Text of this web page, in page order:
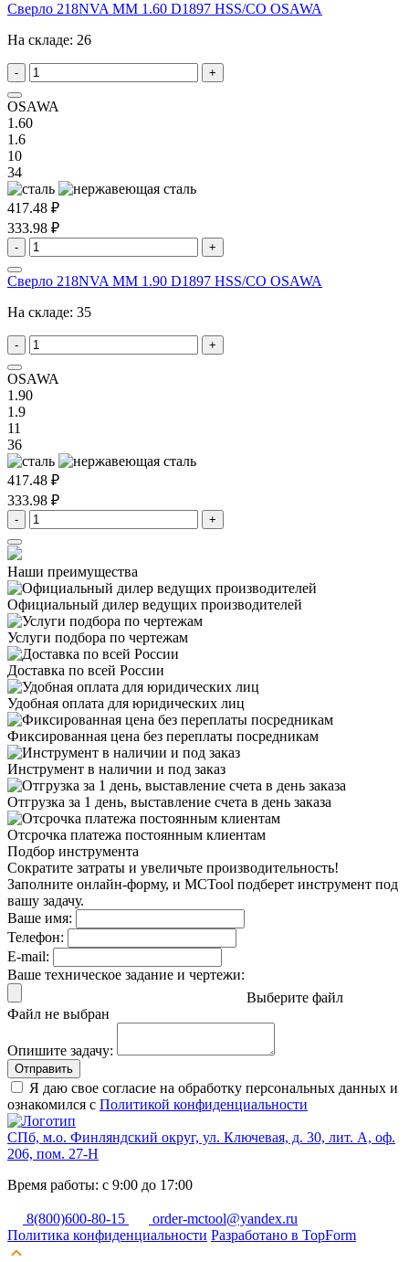
Сверло 218NVA MM 1.60 D1897 HSS/CO OSAWA
На складе: 26
- +
OSAWA
1.60
1.6
10
34
417.48 ₽
333.98 ₽
- +
Сверло 218NVA MM 1.90 D1897 HSS/CO OSAWA
На складе: 35
- +
OSAWA
1.90
1.9
11
36
417.48 ₽
333.98 ₽
- +
Наши преимущества
Официальный дилер ведущих производителей
Услуги подбора по чертежам
Доставка по всей России
Удобная оплата для юридических лиц
Фиксированная цена без переплаты посредникам
Инструмент в наличии и под заказ
Отгрузка за 1 день, выставление счета в день заказа
Отсрочка платежа постоянным клиентам
Подбор инструмента
Сократите затраты и увеличьте производительность!
Заполните онлайн-форму, и MCTool подберет инструмент под
вашу задачу.
Ваше имя:
Телефон:
E-mail:
Ваше техническое задание и чертежи:
Выберите файл
Файл не выбран
Опишите задачу:
Отправить
Я даю свое согласие на обработку персональных данных и
ознакомился с Политикой конфиденциальности
СПб, м.о. Финляндский округ, ул. Ключевая, д. 30, лит. А, оф.
206, пом. 27-Н
Время работы: с 9:00 до 17:00
8(800)600-80-15
order-mctool@yandex.ru
Политика конфиденциальности Разработано в TopForm